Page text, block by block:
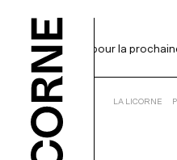
vous pour la prochaine
LA LICORNE